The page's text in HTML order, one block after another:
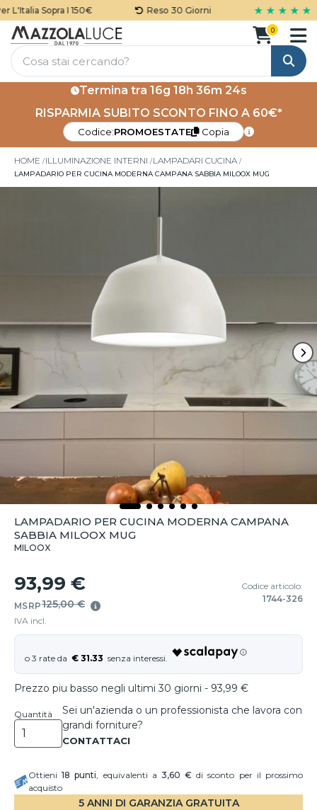
Sopra I 150€ Reso 30 Giorni ★ ★ ★ ★ ★
Cerca
0
Termina tra16g 18h 36m 23s
RISPARMIA SUBITO SCONTO FINO A 60€*
Codice:PROMOESTATE Copia
HOME ILLUMINAZIONE INTERNI LAMPADARI CUCINA
LAMPADARIO PER CUCINA MODERNA CAMPANA SABBIA MILOOX MUG
LAMPADARIO PER CUCINA MODERNA CAMPANA
SABBIA MILOOX MUG
MILOOX
93,99 €
MSRP125,00 €
IVA incl.
Codice articolo:
1744-326
€ 31.33
Prezzo piu basso negli ultimi 30 giorni - 93,99 €
Quantità
Sei un'azienda o un professionista che lavora con
grandi forniture?
Ottieni18 punti, equivalenti a 3,60 € di sconto per il prossimo
acquisto
5 ANNI DI GARANZIA GRATUITA